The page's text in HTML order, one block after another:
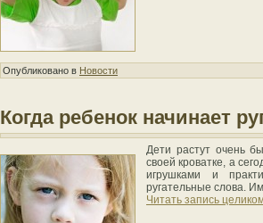
Опубликовано в Новости
Когда ребенок начинает
Дети растут очень
своей кроватке, а
игрушками и
ругательные слова.
Читать запись